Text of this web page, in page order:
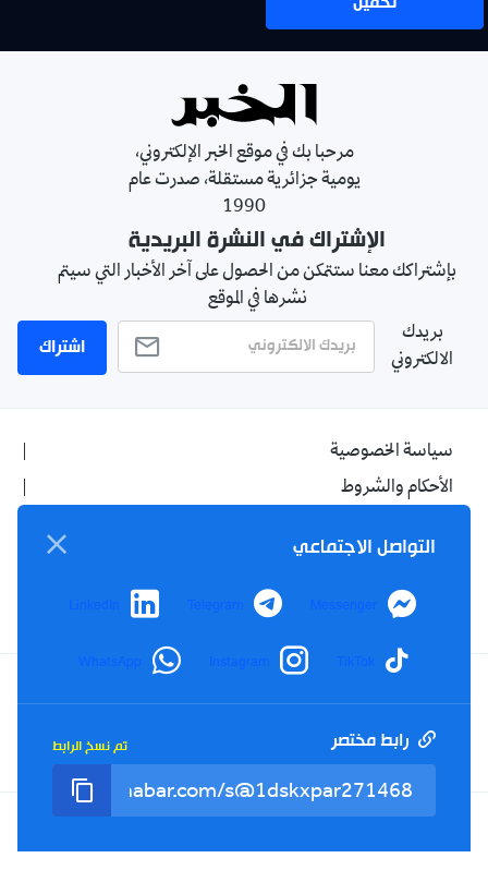
مرحبا بك في موقع الخبر الإلكتروني،
يومية جزائرية مستقلة، صدرت عام
1990
الإشتراك في النشرة البريدية
بإشتراكك معنا ستتمكن من الحصول على آخر الأخبار التي سيتم
نشرها في الموقع
بريدك
الالكتروني
اشتراك
سياسة الخصوصية
الأحكام والشروط
اتصل بنا
من نحن
Facebook
YouTube
TikTok
Twitter
Tel : +213(0)023 31 69 04 - eMail :info@elkhabar.com
التواصل الاجتماعي
Messenger
Telegram
LinkedIn
TikTok
Instagram
WhatsApp
رابط مختصر تم نسخ الرابط